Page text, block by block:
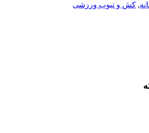
, کش و تیوب ورزشی